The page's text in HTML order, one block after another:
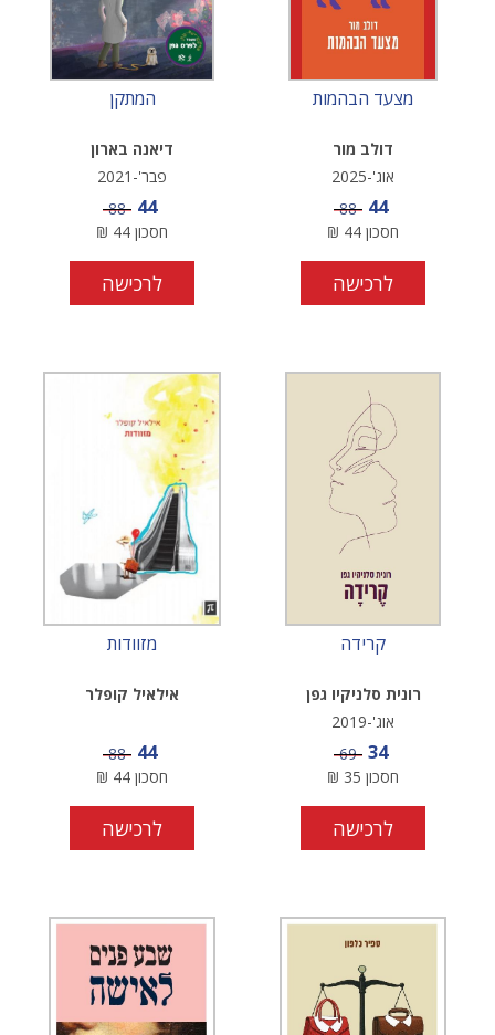
מצעד הבהמות
דולב מור
אוג'-2025
מחיר מבצע
44 מחיר
88
חסכון 44
₪
לרכישה
המתקן
דיאנה בארון
פבר'-2021
מחיר מבצע
44 מחיר
88
חסכון 44
₪
לרכישה
קרידה
רונית סלניקיו גפן
אוג'-2019
מחיר מבצע
34 מחיר
69
חסכון 35
₪
לרכישה
מזוודות
אילאיל קופלר
מחיר מבצע
44 מחיר
88
חסכון 44
₪
לרכישה